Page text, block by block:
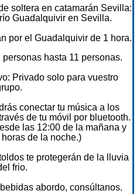
soltera en catamarán Sevilla:
Guadalquivir en Sevilla.
por el Guadalquivir de 1 hora.
hasta 11 personas.
Privado solo para vuestro
conectar tu música a los
de tu móvil por bluetooth.
las 12:00 de la mañana y
de la noche.)
te protegerán de la lluvia
frio.
abordo, consúltanos.